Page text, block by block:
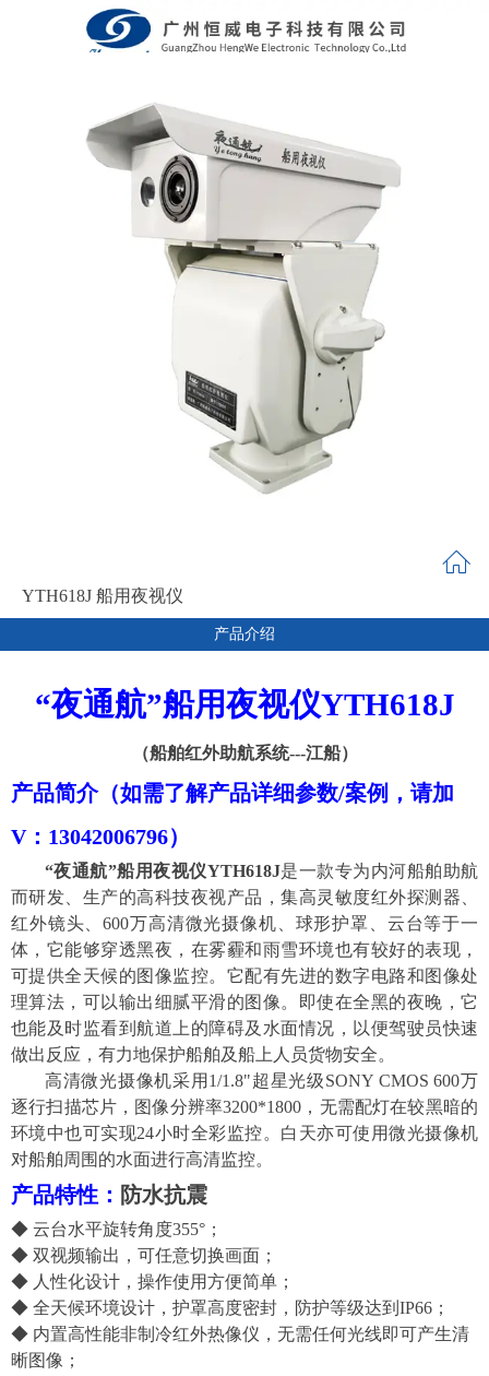
YTH618J 船用夜视仪
产品介绍
“夜通航”船用夜视仪YTH618J
（船舶红外助航系统---江船）
产品简介（如需了解产品详细参数/案例，请加
V： 13042006796）
“夜通航”船用夜视仪YTH618J是一款专为内河船舶 助航
而研发、生产的高科技夜视产品 ，集高灵敏度红外探测器、
红外镜头、600万高清微光摄像机、球形护罩、云台等于一
体，它能够穿透黑夜 ，在雾霾和雨雪环境也有较好的表现 ，
可提供全天候的图像监控。 它配有先进的数字电路和图像处
理算法，可以输出细腻平滑的图像。
即使在全黑的夜晚 ，它
也能及时监看到航道上的障碍及水面情况 ， 以便驾驶员快速
做出反应，有力地保护船舶及船上人员货物安全。
高清微光摄像机采用 1/1.8"超星光级SONY CMOS 600万
逐行扫描芯片，图像分辨率3200*1800，无需配灯在较黑暗的
环境中也可实现24小时全彩监控。白天亦可使用微光摄像机
对船舶周围的水面进行高清监控。
产品特性 ： 防水抗震
◆ 云台水平旋转角度355° ；
◆ 双视频输出，可任意切换画面；
◆ 人性化设计 ， 操作使用方便简单；
◆ 全天候环境设计，护罩高度密封 ， 防护等级达到 IP66；
◆ 内置高性能非制冷红外热像仪，无需任何光线即可产生清
晰图像 ；